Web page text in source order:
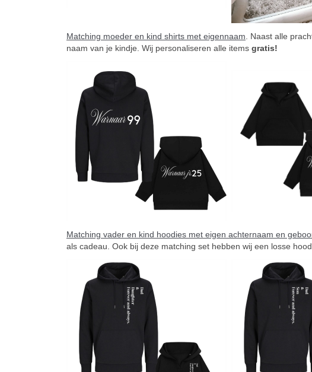
Matching moeder en kind shirts met eigennaam . Naast alle
naam van je kindje. Wij personaliseren alle items gratis!
Matching vader en kind hoodies met eigen achternaam en
als cadeau. Ook bij deze matching set hebben wij een losse